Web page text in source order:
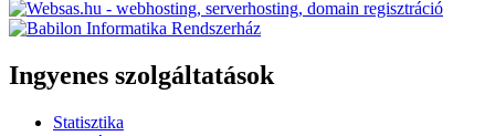
Ingyenes szolgáltatások
Statisztika